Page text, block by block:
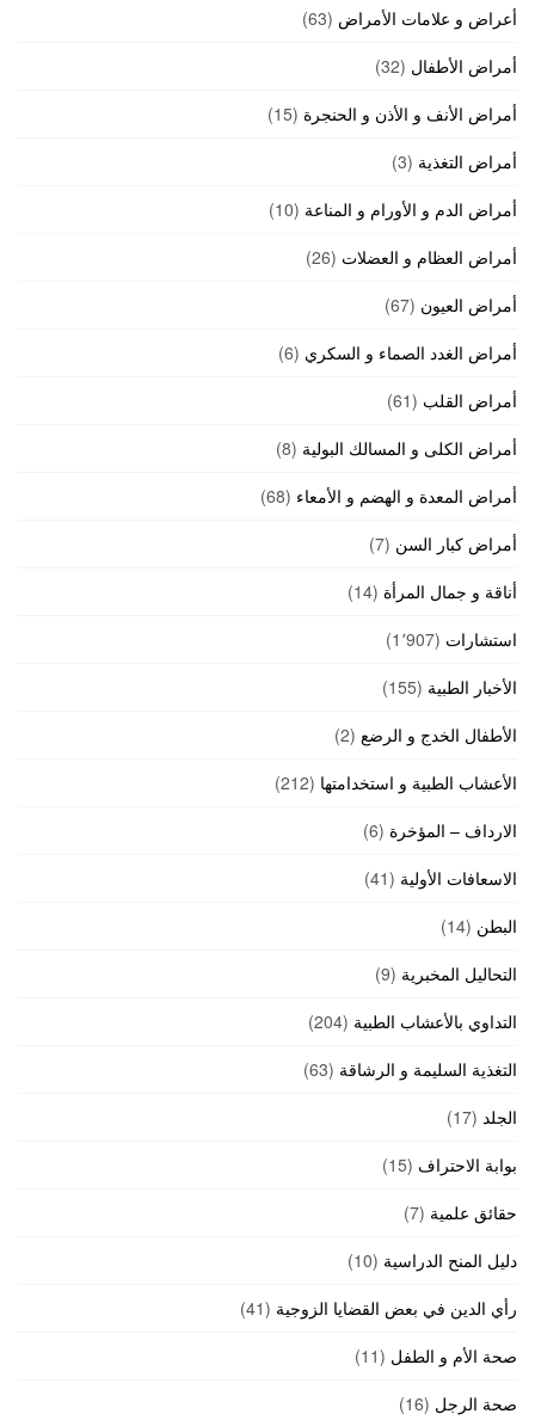
أعراض و علامات الأمراض (63)
أمراض الأطفال (32)
أمراض الأنف و الأذن و الحنجرة (15)
أمراض التغذية (3)
أمراض الدم و الأورام و المناعة (10)
أمراض العظام و العضلات (26)
أمراض العيون (67)
أمراض الغدد الصماء و السكري (6)
أمراض القلب (61)
أمراض الكلى و المسالك البولية (8)
أمراض المعدة و الهضم و الأمعاء (68)
أمراض كبار السن (7)
أناقة و جمال المرأة (14)
استشارات (1٬907)
الأخبار الطبية (155)
الأطفال الخدج و الرضع (2)
الأعشاب الطبية و استخدامتها (212)
الارداف – المؤخرة (6)
الاسعافات الأولية (41)
البطن (14)
التحاليل المخبرية (9)
التداوي بالأعشاب الطبية (204)
التغذية السليمة و الرشاقة (63)
الجلد (17)
بوابة الاحتراف (15)
حقائق علمية (7)
دليل المنح الدراسية (10)
رأي الدين في بعض القضايا الزوجية (41)
صحة الأم و الطفل (11)
صحة الرجل (16)